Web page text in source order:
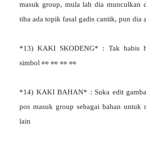
masuk group, mula lah dia munculkan
tiba ada topik fasal gadis cantik, pun dia
*13) KAKI SKODENG* : Tak habis
simbol 👀 👀 👀 👀
*14) KAKI BAHAN* : Suka edit
pos masuk group sebagai bahan untuk
lain